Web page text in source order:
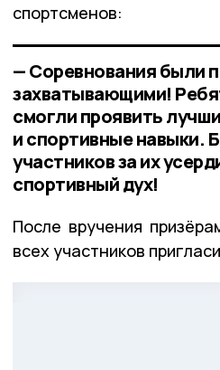
спортсменов:
— Соревнования были
захватывающими!
смогли проявить
и спортивные навыки.
участников за их
спортивный дух!
После вручения
всех участников